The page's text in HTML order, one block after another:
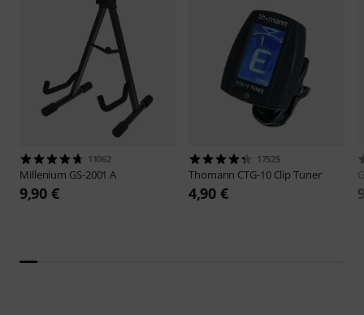
11062
Millenium GS-2001 A
9,90 €
17525
Thomann CTG-10 Clip Tuner
4,90 €